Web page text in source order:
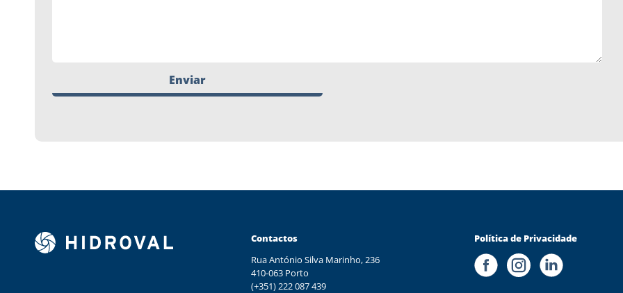
Enviar
Contactos
Rua António Silva Marinho, 236
410-063 Porto
(+351) 222 087 439
Política de Privacidade